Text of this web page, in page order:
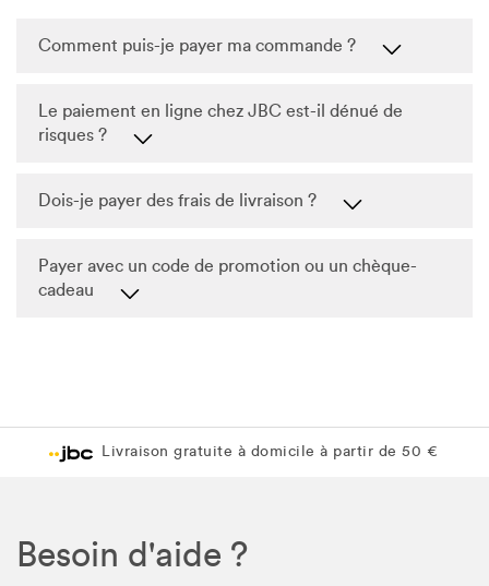
Comment puis-je payer ma commande ?
Le paiement en ligne chez JBC est-il dénué de
risques ?
Dois-je payer des frais de livraison ?
Payer avec un code de promotion ou un chèque-
cadeau
Livraison gratuite à domicile à partir de 50 €
Besoin d'aide ?